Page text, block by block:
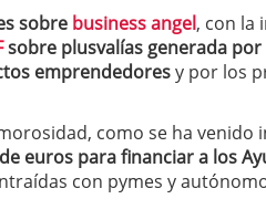
sobre business angel, con la
sobre plusvalías generada
emprendedoresy por los
como se ha venido
euros para financiar a los
con pymes y